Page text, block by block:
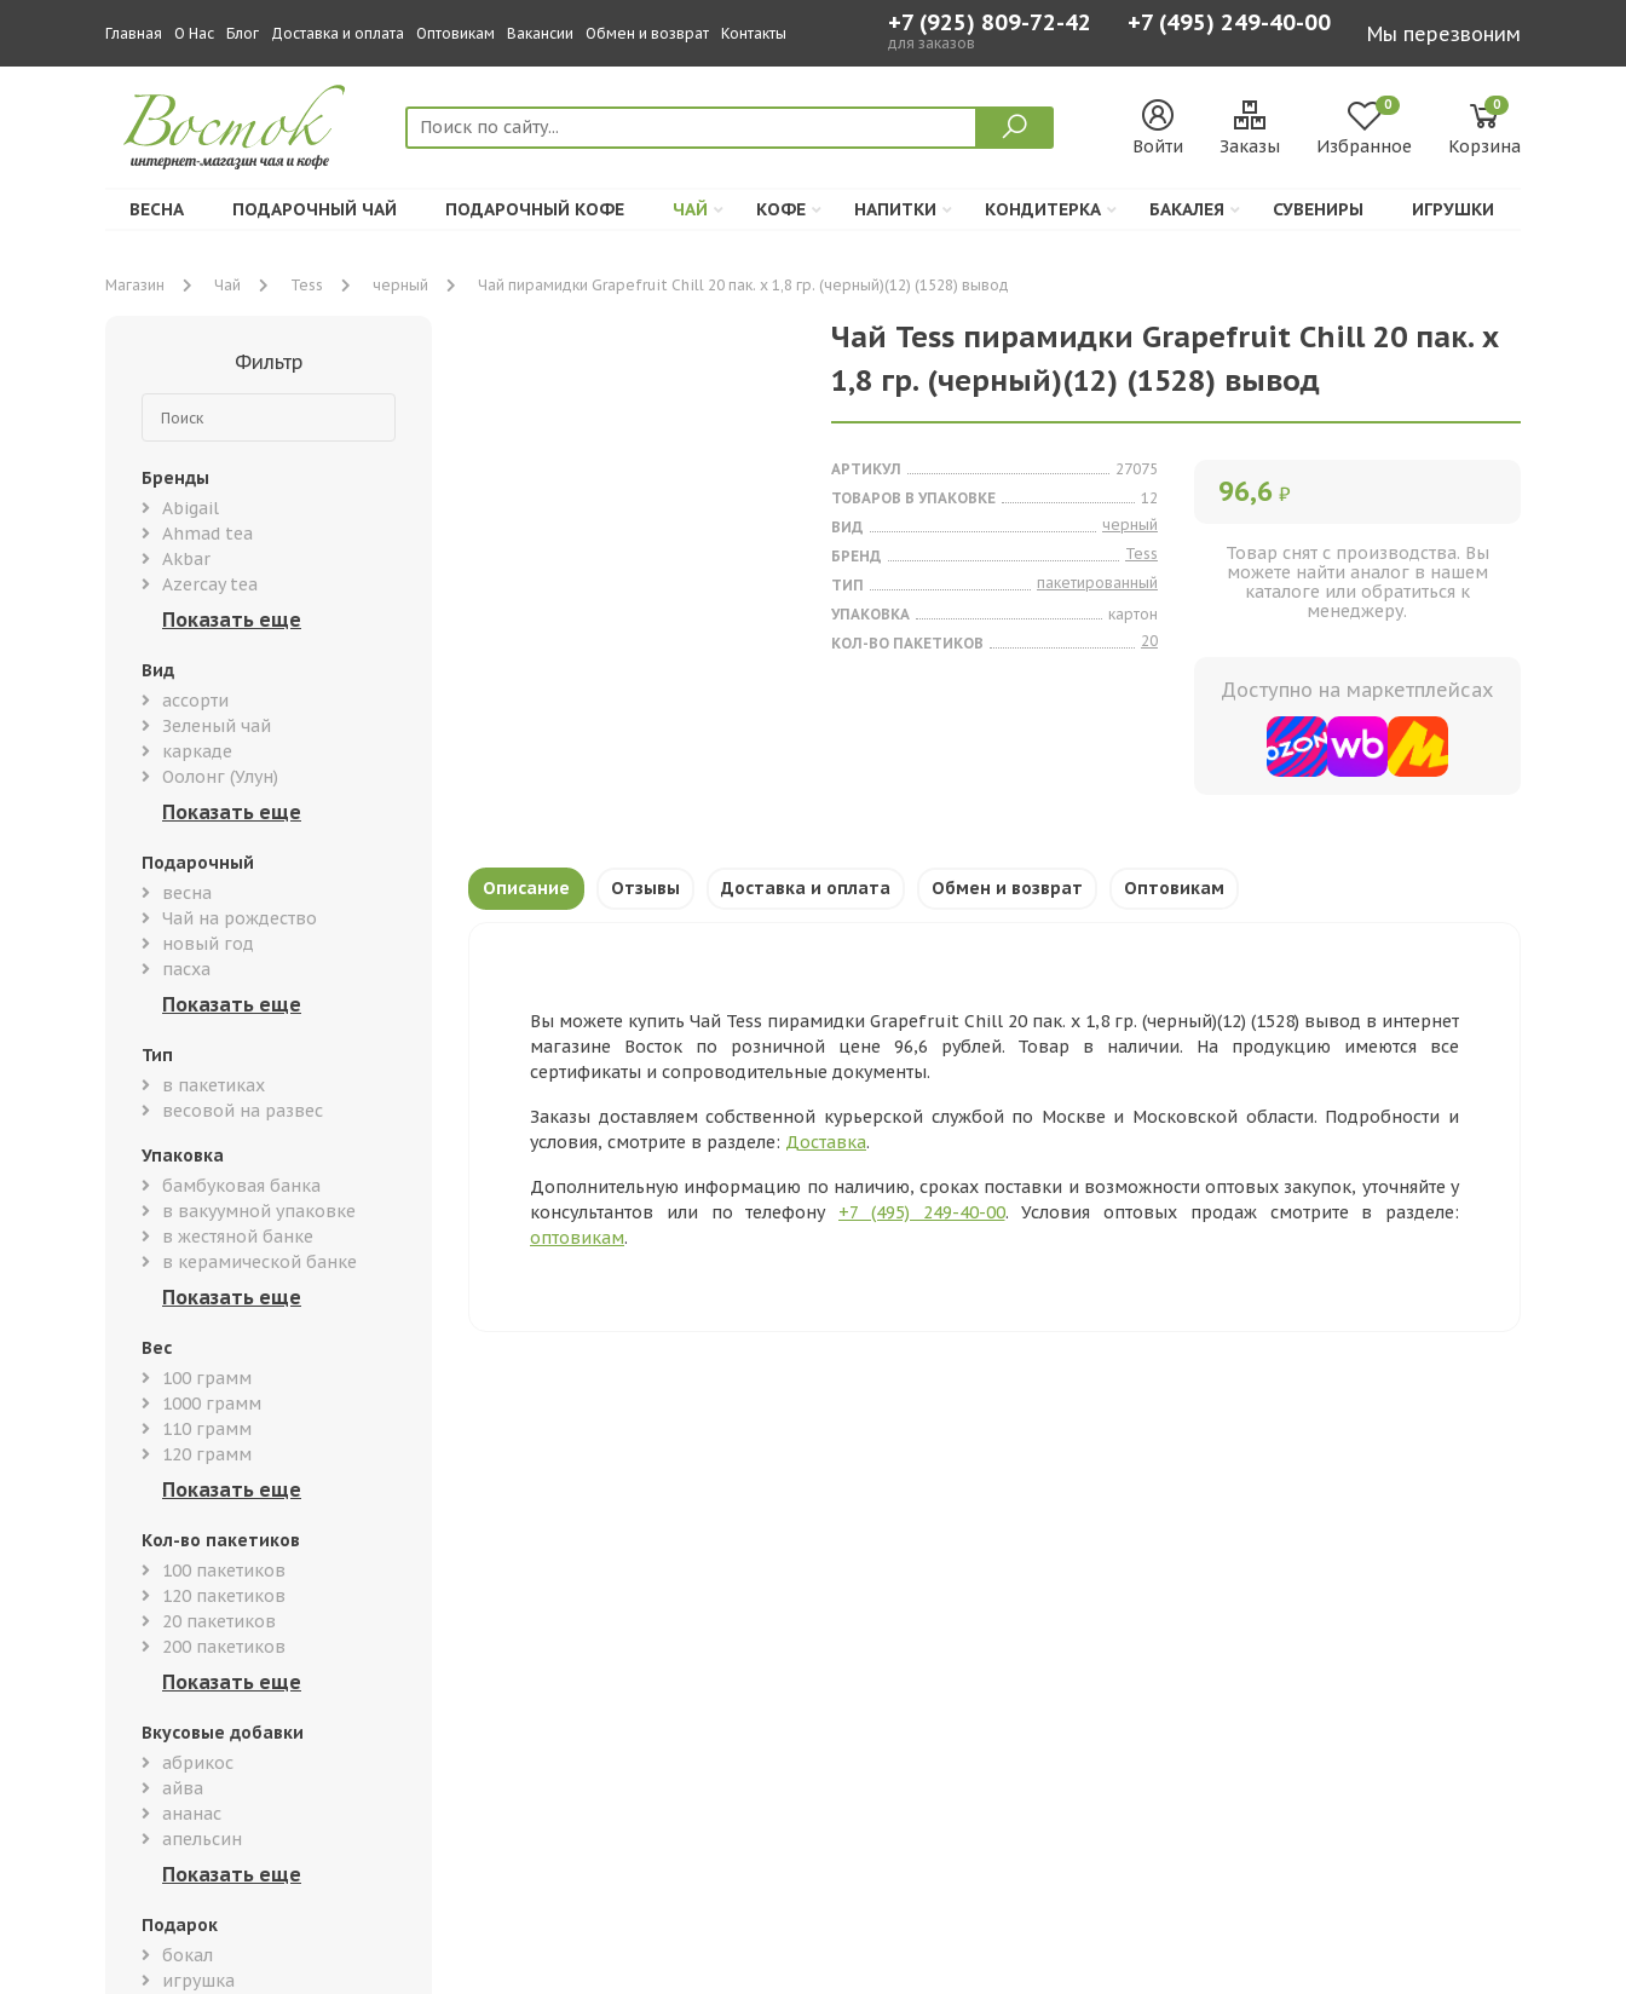
Главная О Нас Блог Доставка и оплата Оптовикам Вакансии Обмен и возврат Контакты +7 (925) 809-72-42
для заказов
+7 (495) 249-40-00 Мы перезвоним
Войти Заказы
0
Избранное
0
Корзина
ВЕСНА ПОДАРОЧНЫЙ ЧАЙ ПОДАРОЧНЫЙ КОФЕ ЧАЙ КОФЕ НАПИТКИ КОНДИТЕРКА БАКАЛЕЯ СУВЕНИРЫ ИГРУШКИ
Магазин Чай Tess черный Чай пирамидки Grapefruit Chill 20 пак. х 1,8 гр. (черный)(12) (1528) вывод
Фильтр
Бренды
Abigail
Ahmad tea
Akbar
Azercay tea
Вид
ассорти
Зеленый чай
каркаде
Оолонг (Улун)
Подарочный
весна
Чай на рождество
новый год
пасха
Тип
в пакетиках
весовой на развес
Упаковка
бамбуковая банка
в вакуумной упаковке
в жестяной банке
в керамической банке
Вес
100 грамм
1000 грамм
110 грамм
120 грамм
Кол-во пакетиков
100 пакетиков
120 пакетиков
20 пакетиков
200 пакетиков
Вкусовые добавки
абрикос
айва
ананас
апельсин
Подарок
бокал
игрушка
Чай Tess пирамидки Grapefruit Chill 20 пак. х
1,8 гр. (черный)(12) (1528) вывод
АРТИКУЛ
27075
ТОВАРОВ В УПАКОВКЕ
12
ВИД
черный
БРЕНД
Tess
ТИП
пакетированный
УПАКОВКА
картон
КОЛ-ВО ПАКЕТИКОВ
20
96,6 ₽
Товар снят с производства. Вы
можете найти аналог в нашем
каталоге или обратиться к
менеджеру.
Доступно на маркетплейсах
Описание Отзывы Доставка и оплата Обмен и возврат Оптовикам
Вы можете купить Чай Tess пирамидки Grapefruit Chill 20 пак. х 1,8 гр. (черный)(12) (1528) вывод в интернет
магазине Восток по розничной цене 96,6 рублей. Товар в наличии. На продукцию имеются все
сертификаты и сопроводительные документы.
Заказы доставляем собственной курьерской службой по Москве и Московской области. Подробности и
условия, смотрите в разделе: Доставка.
Дополнительную информацию по наличию, сроках поставки и возможности оптовых закупок, уточняйте у
консультантов или по телефону +7 (495) 249-40-00. Условия оптовых продаж смотрите в разделе:
оптовикам.